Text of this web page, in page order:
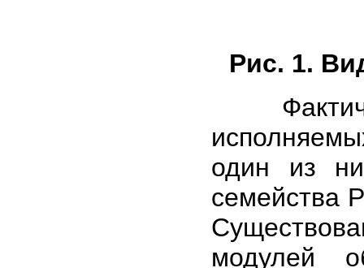
Рис. 1.
один из
семейства
модулей